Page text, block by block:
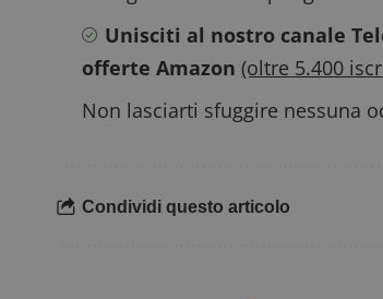
Unisciti al nostro canale
offerte Amazon (oltre 5.400
Non lasciarti sfuggire nessuna
Condividi questo articolo